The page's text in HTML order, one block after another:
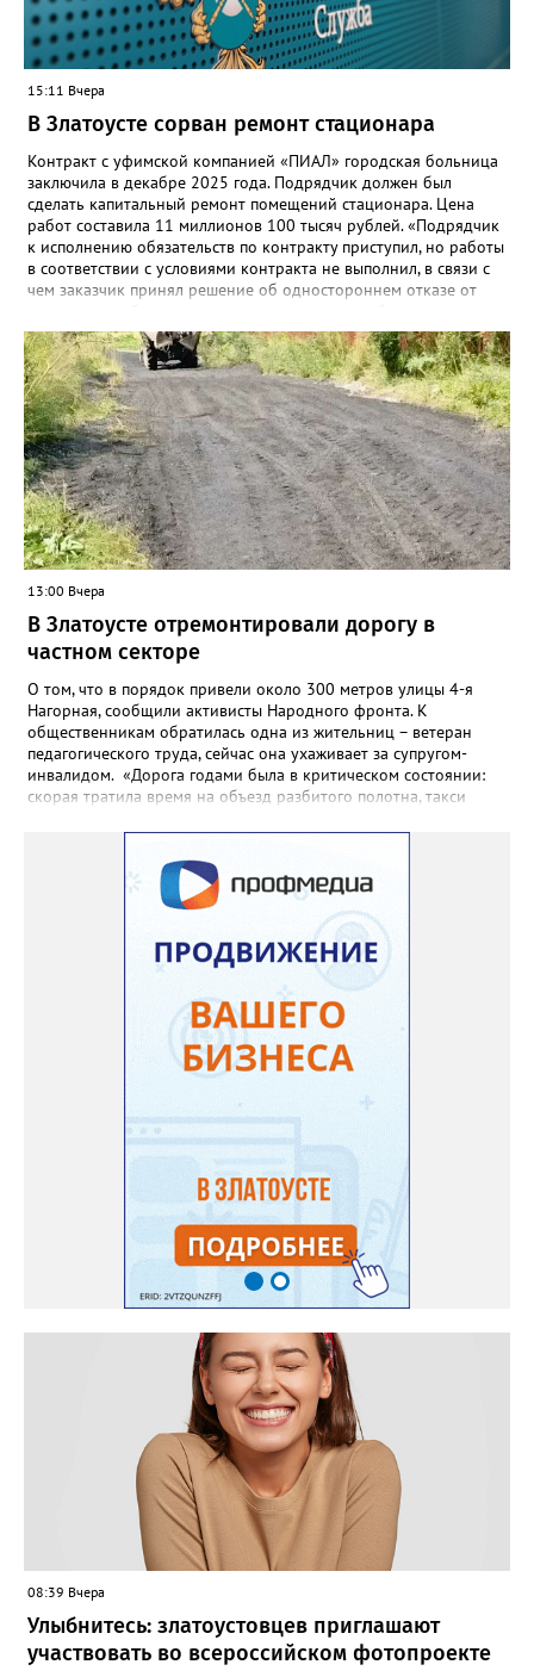
15:11 Вчера
В Златоусте сорван ремонт стационара
Контракт с уфимской компанией «ПИАЛ» городская больница
заключила в декабре 2025 года. Подрядчик должен был
сделать капитальный ремонт помещений стационара. Цена
работ составила 11 миллионов 100 тысяч рублей. «Подрядчик
к исполнению обязательств по контракту приступил, но работы
в соответствии с условиями контракта не выполнил, в связи с
чем заказчик принял решение об одностороннем отказе от
Челябинском УФАС. Антимонопольная служба приняла
решение включить ООО «ПИАЛ» в реестр недобросовестных
поставщиков. В чёрном списке уфимский подрядчик будет два
года.
13:00 Вчера
В Златоусте отремонтировали дорогу в
частном секторе
О том, что в порядок привели около 300 метров улицы 4-я
Нагорная, сообщили активисты Народного фронта. К
общественникам обратилась одна из жительниц – ветеран
педагогического труда, сейчас она ухаживает за супругом-
инвалидом. «Дорога годами была в критическом состоянии:
скорая тратила время на объезд разбитого полотна, такси
однажды реанимация не смогла добраться до больного.
Жители писали в администрацию города и другие инстанции,
пытались ремонтировать дорогу своими силами – всё тщетно»,
– рассказали в ОНФ. Общественники подчеркнули: именно
они добились, чтобы участок разровняли и отсыпали. Для
этого потребовалось обратиться в мэрию Златоуста.
08:39 Вчера
Улыбнитесь: златоустовцев приглашают
участвовать во всероссийском фотопроекте